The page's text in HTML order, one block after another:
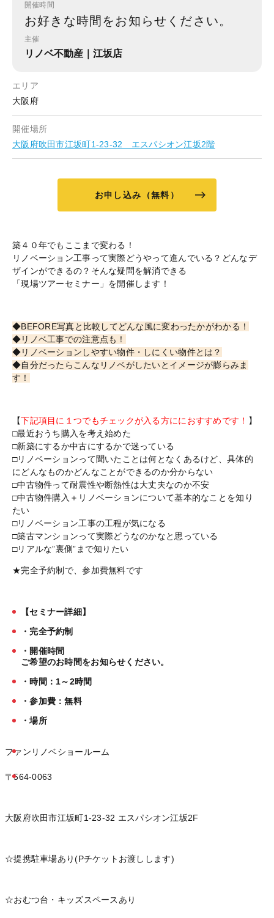
開催時間
お好きな時間をお知らせください。
主催
リノベ不動産｜江坂店
エリア
大阪府
開催場所
大阪府吹田市江坂町1-23-32 エスパシオン江坂2階
お申し込み（無料）
築４０年でもここまで変わる！
リノベーション工事って実際どうやって進んでいる？どんなデ
ザインができるの？そんな疑問を解消できる
「現場ツアーセミナー」を開催します！
◆BEFORE写真と比較してどんな風に変わったかがわかる！
◆リノベ工事での注意点も！
◆リノベーションしやすい物件・しにくい物件とは？
◆自分だったらこんなリノベがしたいとイメージが膨らみま
す！
【下記項目に１つでもチェックが入る方ににおすすめです！ 】
□最近おうち購入を考え始めた
□新築にするか中古にするかで迷っている
□リノベーションって聞いたことは何となくあるけど、具体的
にどんなものかどんなことができるのか分からない
□中古物件って耐震性や断熱性は大丈夫なのか不安
□中古物件購入＋リノベーションについて基本的なことを知り
たい
□リノベーション工事の工程が気になる
□築古マンションって実際どうなのかなと思っている
□リアルな”裏側”まで知りたい
★完全予約制で、参加費無料です
【セミナー詳細】
・完全予約制
・開催時間
ご希望のお時間をお知らせください。
・時間：1～2時間
・参加費：無料
・場所
ファンリノベショールーム
〒564-0063
大阪府吹田市江坂町1-23-32 エスパシオン江坂2F
☆提携駐車場あり(Pチケットお渡しします)
☆おむつ台・キッズスペースあり